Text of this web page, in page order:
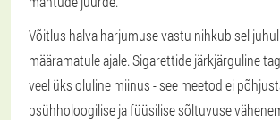
Võitlus halva harjumuse vastu nihkub sel
määramatule ajale. Sigarettide järkjärguline
veel üks oluline miinus - see meetod ei
psühholoogilise ja füüsilise sõltuvuse